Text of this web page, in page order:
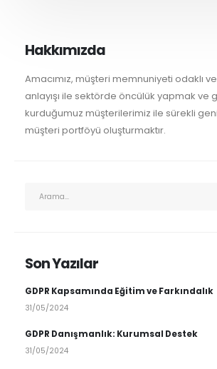
Hakkımızda
Amacımız, müşteri memnuniyeti odaklı
anlayışı ile sektörde öncülük yapmak ve
kurduğumuz müşterilerimiz ile sürekli
müşteri portföyü oluşturmaktır.
Son Yazılar
GDPR Kapsamında Eğitim ve Farkındalık
31/05/2024
GDPR Danışmanlık: Kurumsal Destek
31/05/2024